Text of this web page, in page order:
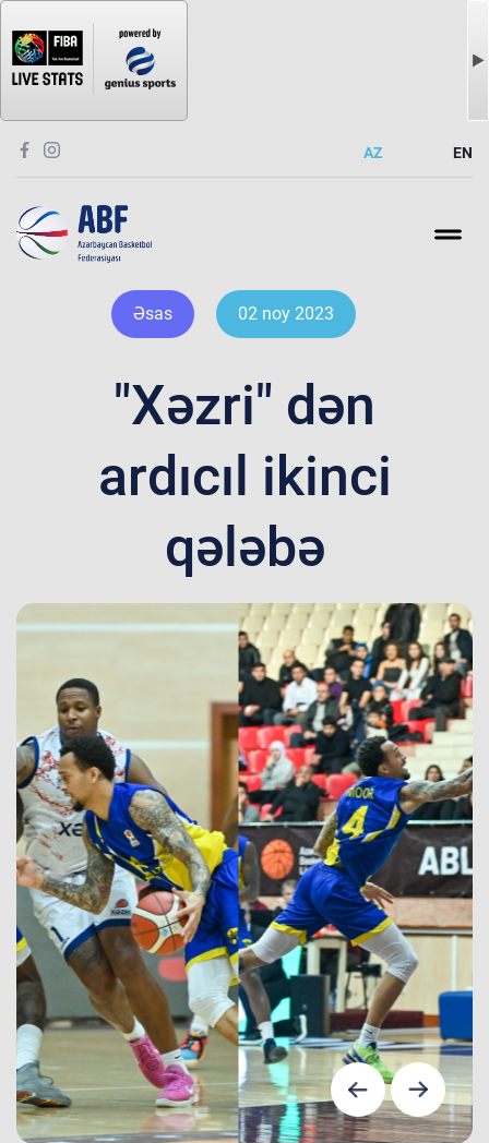
AZ EN
Əsas 02 noy 2023
"Xəzri" dən
ardıcıl ikinci
qələbə